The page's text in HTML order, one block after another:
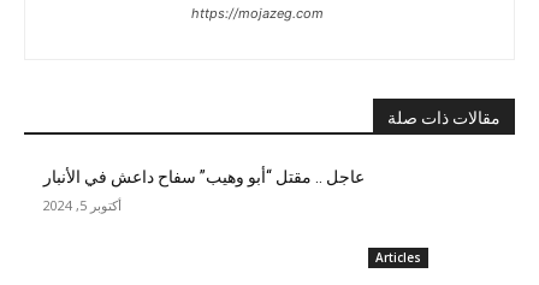
https://mojazeg.com
مقالات ذات صلة
Articles
عاجل .. مقتل “أبو وهيب” سفاح داعش في الأنبار
أكتوبر 5, 2024